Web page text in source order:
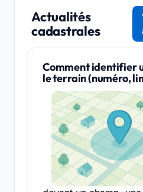
Actualités
cadastrales
Comment identifier
le terrain (numéro,